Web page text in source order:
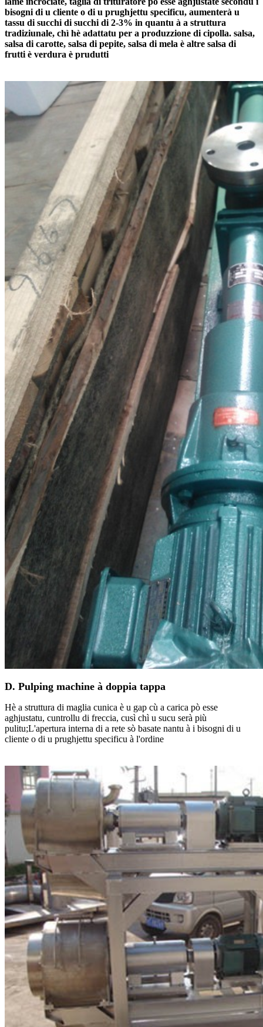
bisogni di u cliente o di u prughjettu specificu, aumenterà u
tassu di succhi di succhi di 2-3% in quantu à a struttura
tradiziunale, chì hè adattatu per a produzzione di cipolla. salsa,
salsa di carotte, salsa di pepite, salsa di mela è altre salsa di
frutti è verdura è prudutti
D. Pulping machine à doppia tappa
Hè a struttura di maglia cunica è u gap cù a carica pò esse
aghjustatu, cuntrollu di freccia, cusì chì u sucu serà più
pulitu;L'apertura interna di a rete sò basate nantu à i bisogni di u
cliente o di u prughjettu specificu à l'ordine